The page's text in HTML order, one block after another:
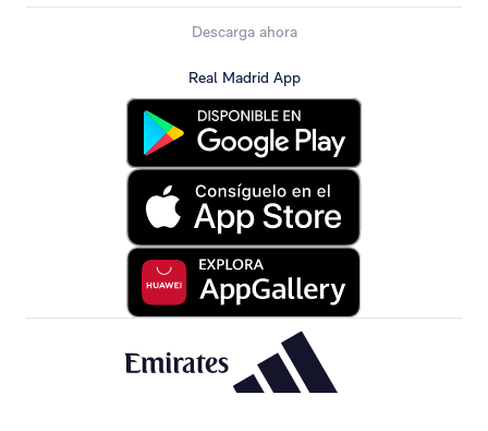
Descarga ahora
Real Madrid App